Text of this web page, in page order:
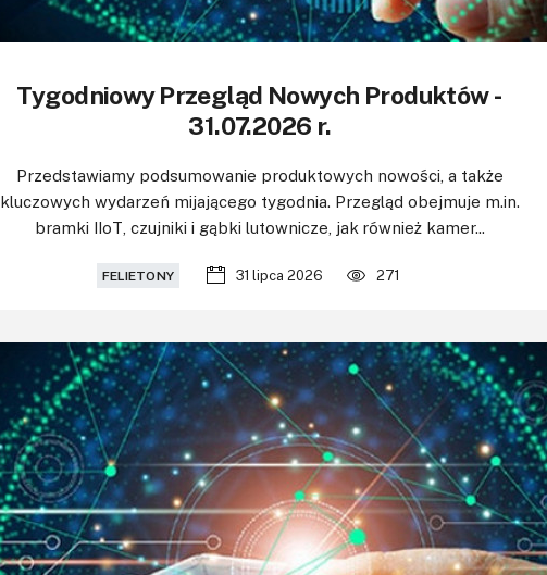
Tygodniowy Przegląd Nowych Produktów -
31.07.2026 r.
Przedstawiamy podsumowanie produktowych nowości, a także
kluczowych wydarzeń mijającego tygodnia. Przegląd obejmuje m.in.
bramki IIoT, czujniki i gąbki lutownicze, jak również kamer...
FELIETONY 31 lipca 2026 271